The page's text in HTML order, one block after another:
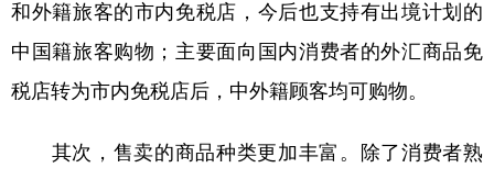
和外籍旅客的市内免税店，今后也支持有出境计划的
中国籍旅客购物；主要面向国内消费者的外汇商品免
税店转为市内免税店后，中外籍顾客均可购物。
其次，售卖的商品种类更加丰富。除了消费者熟